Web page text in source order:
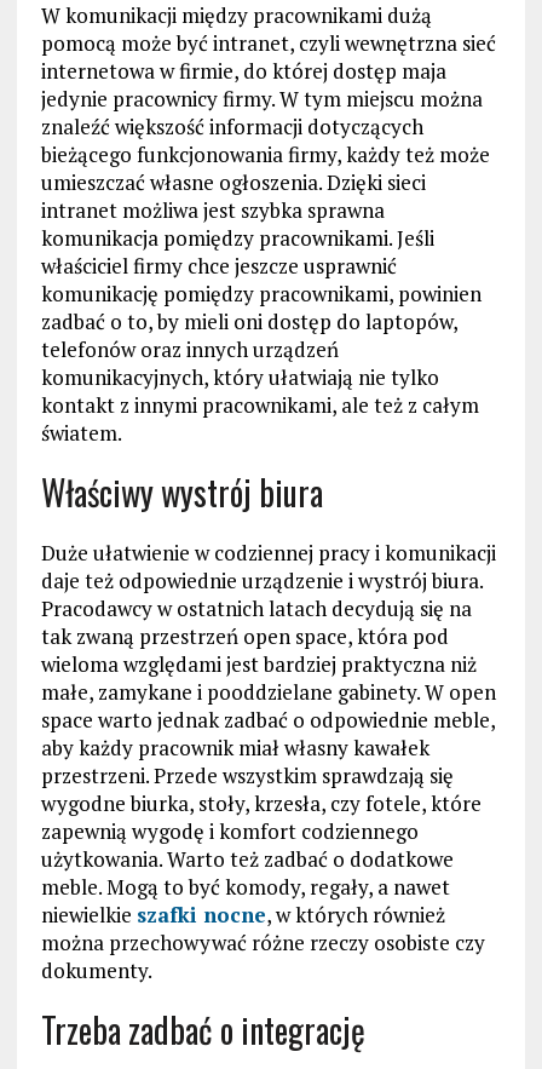
W komunikacji między pracownikami dużą
pomocą może być intranet, czyli wewnętrzna sieć
internetowa w firmie, do której dostęp maja
jedynie pracownicy firmy. W tym miejscu można
znaleźć większość informacji dotyczących
bieżącego funkcjonowania firmy, każdy też może
umieszczać własne ogłoszenia. Dzięki sieci
intranet możliwa jest szybka sprawna
komunikacja pomiędzy pracownikami. Jeśli
właściciel firmy chce jeszcze usprawnić
komunikację pomiędzy pracownikami, powinien
zadbać o to, by mieli oni dostęp do laptopów,
telefonów oraz innych urządzeń
komunikacyjnych, który ułatwiają nie tylko
kontakt z innymi pracownikami, ale też z całym
światem.
Właściwy wystrój biura
Duże ułatwienie w codziennej pracy i komunikacji
daje też odpowiednie urządzenie i wystrój biura.
Pracodawcy w ostatnich latach decydują się na
tak zwaną przestrzeń open space, która pod
wieloma względami jest bardziej praktyczna niż
małe, zamykane i pooddzielane gabinety. W open
space warto jednak zadbać o odpowiednie meble,
aby każdy pracownik miał własny kawałek
przestrzeni. Przede wszystkim sprawdzają się
wygodne biurka, stoły, krzesła, czy fotele, które
zapewnią wygodę i komfort codziennego
użytkowania. Warto też zadbać o dodatkowe
meble. Mogą to być komody, regały, a nawet
niewielkie szafki nocne, w których również
można przechowywać różne rzeczy osobiste czy
dokumenty.
Trzeba zadbać o integrację